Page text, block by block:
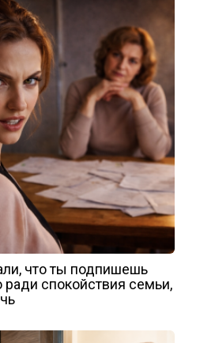
что ты подпишешь
спокойствия семьи,